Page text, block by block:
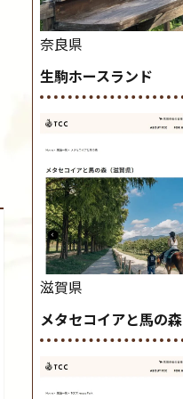
奈良県
生駒ホースランド
滋賀県
メタセコイアと馬の森